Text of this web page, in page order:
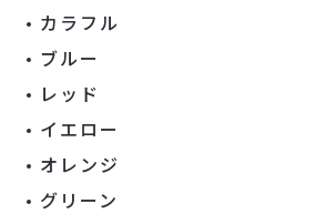
カラフル
ブルー
レッド
イエロー
オレンジ
グリーン